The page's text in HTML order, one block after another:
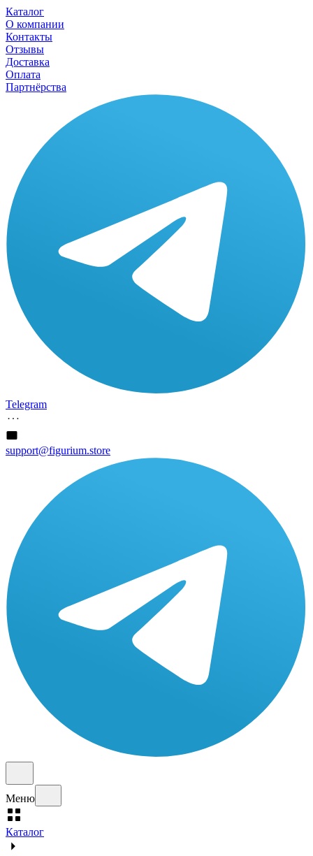
Каталог
О компании
Контакты
Отзывы
Доставка
Оплата
Партнёрства
Telegram
support@figurium.store
Меню
Каталог